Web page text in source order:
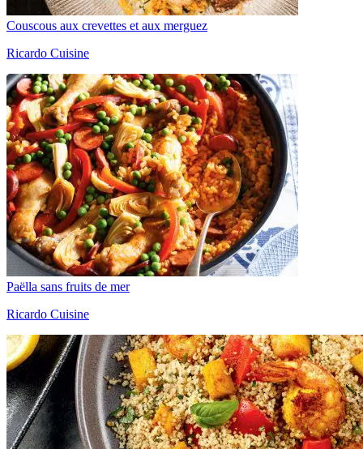
Couscous aux crevettes et aux merguez
Ricardo Cuisine
Paëlla sans fruits de mer
Ricardo Cuisine